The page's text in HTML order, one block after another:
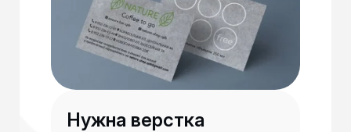
Нужна верстка